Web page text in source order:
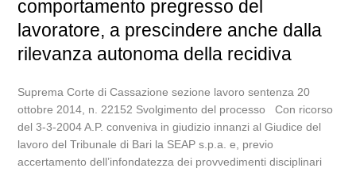
comportamento pregresso del
lavoratore, a prescindere anche dalla
rilevanza autonoma della recidiva
Suprema Corte di Cassazione sezione lavoro sentenza 20
ottobre 2014, n. 22152 Svolgimento del processo Con ricorso
del 3-3-2004 A.P. conveniva in giudizio innanzi al Giudice del
lavoro del Tribunale di Bari la SEAP s.p.a. e, previo
accertamento dell’infondatezza dei provvedimenti disciplinari